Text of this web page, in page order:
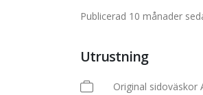
Publicerad 10 månader
Utrustning
Original sidoväskor